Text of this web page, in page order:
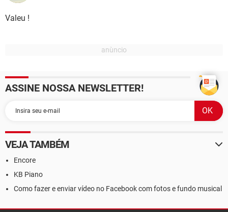
Valeu !
ASSINE NOSSA NEWSLETTER!
VEJA TAMBÉM
Encore
KB Piano
Como fazer e enviar vídeo no Facebook com fotos e fundo musical